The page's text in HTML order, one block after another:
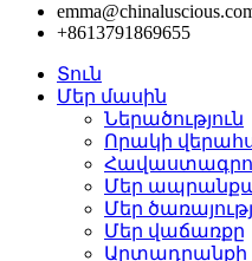
+8613791869655
Տուն
Մեր մասին
Ներածություն
Որակի
Մեր
Մեր
Մեր վաճառքը
Արտադրանքի